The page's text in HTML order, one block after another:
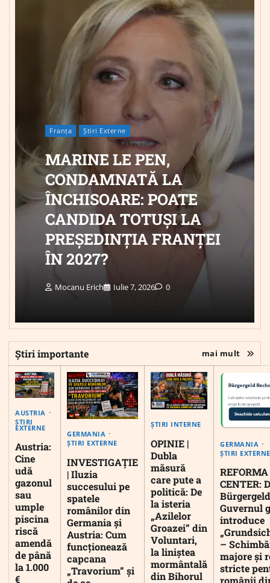
Franța Știri Externe
MARINE LE PEN,
CONDAMNATĂ LA
ÎNCHISOARE: POATE
CANDIDA TOTUȘI LA
PREȘEDINȚIA FRANȚEI
ÎN 2027?
Mocanu Erich Iulie 7, 2026 0
Știri importante mai mult
AUSTRIA
ȘTIRI
EXTERNE
Austria:
Cine
udă
gazonul
sau
umple
piscina
riscă
amendă
de până
la 1.000
€
GERMANIA
ȘTIRI EXTERNE
INVESTIGAȚIE
| Iluzia
succesului pe
spatele
românilor din
Germania și
Austria: Cum
funcționează
capcana
„Travorium” și
ȘTIRI INTERNE
OPINIE |
Dubla
măsură
care pute a
politică: De
la isteria
„Azilelor
Groazei” din
Voluntari,
la liniștea
mormântală
din Bihorul
GERMANIA
ȘTIRI EXTERNE
CENTER:
Guvernul
introduce
–
majore și
stricte
românii